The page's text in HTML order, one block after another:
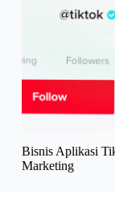
Bisnis Aplikasi
Marketing